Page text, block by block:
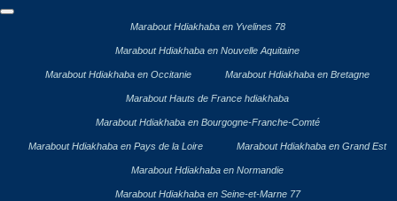
Marabout Hdiakhaba en Yvelines 78
Marabout Hdiakhaba en Nouvelle Aquitaine
Marabout Hdiakhaba en Occitanie Marabout Hdiakhaba en Bretagne
Marabout Hauts de France hdiakhaba
Marabout Hdiakhaba en Bourgogne-Franche-Comté
Marabout Hdiakhaba en Pays de la Loire Marabout Hdiakhaba en Grand Est
Marabout Hdiakhaba en Normandie
Marabout Hdiakhaba en Seine-et-Marne 77